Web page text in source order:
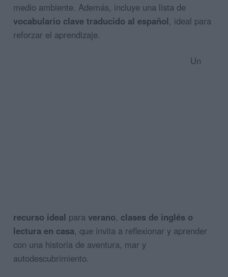
medio ambiente. Además, incluye una lista de
vocabulario clave traducido al español, ideal para
reforzar el aprendizaje.
Un
recurso ideal para verano, clases de inglés o
lectura en casa, que invita a reflexionar y aprender
con una historia de aventura, mar y
autodescubrimiento.